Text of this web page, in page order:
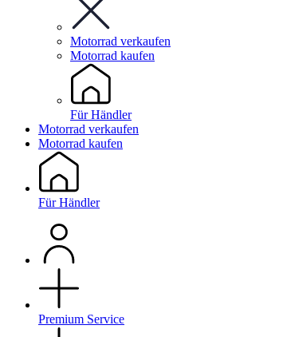
Motorrad verkaufen
Motorrad kaufen
Für Händler
Motorrad verkaufen
Motorrad kaufen
Für Händler
Premium Service